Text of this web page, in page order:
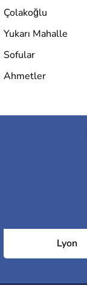
Çolakoğlu
Yukarı Mahalle
Sofular
Ahmetler
Lyon